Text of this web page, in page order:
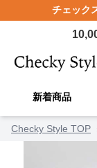
チェック
新着商品
Checky Style TOP